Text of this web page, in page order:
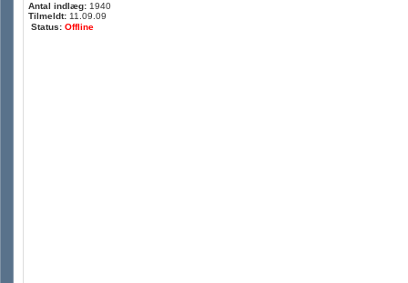
Antal indlæg: 1940
Tilmeldt: 11.09.09
Status: Offline